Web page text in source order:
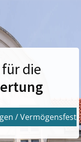
die
/